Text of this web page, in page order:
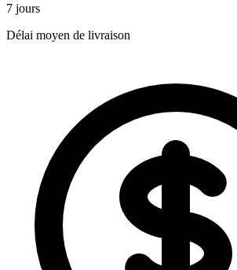
7 jours
Délai moyen de livraison